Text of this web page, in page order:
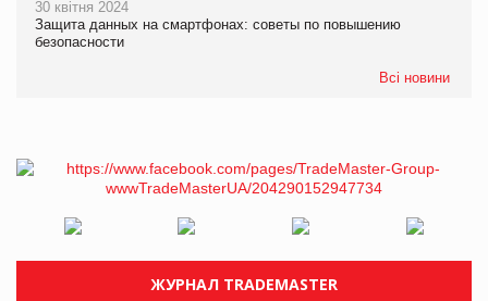
30 квітня 2024
Защита данных на смартфонах: советы по повышению
безопасности
Всі новини
ЖУРНАЛ TRADEMASTER